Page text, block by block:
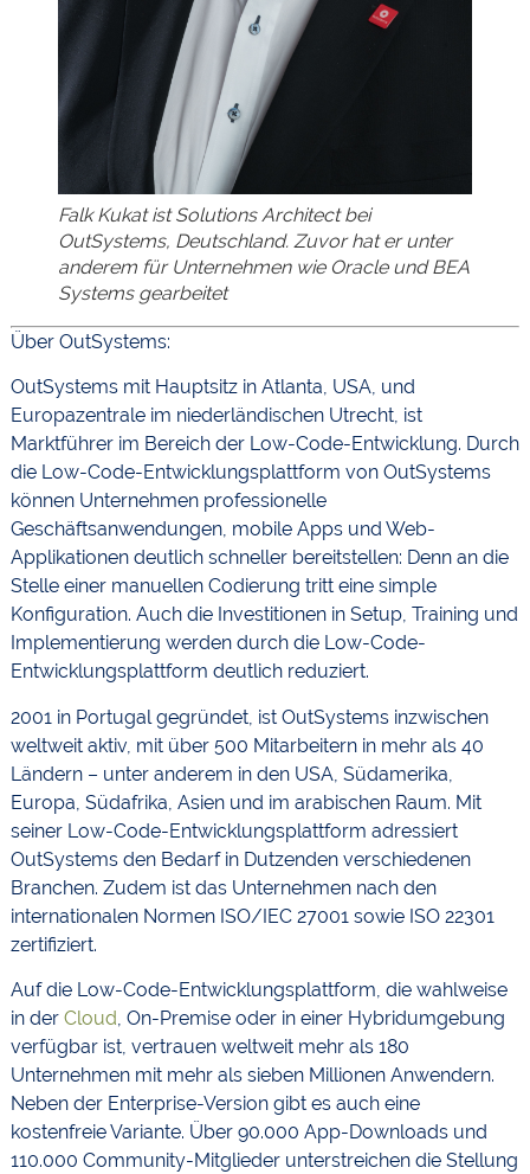
Falk Kukat ist Solutions Architect bei
OutSystems, Deutschland. Zuvor hat er unter
anderem für Unternehmen wie Oracle und BEA
Systems gearbeitet
Über OutSystems:
OutSystems mit Hauptsitz in Atlanta, USA, und
Europazentrale im niederländischen Utrecht, ist
Marktführer im Bereich der Low-Code-Entwicklung. Durch
die Low-Code-Entwicklungsplattform von OutSystems
können Unternehmen professionelle
Geschäftsanwendungen, mobile Apps und Web-
Applikationen deutlich schneller bereitstellen: Denn an die
Stelle einer manuellen Codierung tritt eine simple
Konfiguration. Auch die Investitionen in Setup, Training und
Implementierung werden durch die Low-Code-
Entwicklungsplattform deutlich reduziert.
2001 in Portugal gegründet, ist OutSystems inzwischen
weltweit aktiv, mit über 500 Mitarbeitern in mehr als 40
Ländern – unter anderem in den USA, Südamerika,
Europa, Südafrika, Asien und im arabischen Raum. Mit
seiner Low-Code-Entwicklungsplattform adressiert
OutSystems den Bedarf in Dutzenden verschiedenen
Branchen. Zudem ist das Unternehmen nach den
internationalen Normen ISO/IEC 27001 sowie ISO 22301
zertifiziert.
Auf die Low-Code-Entwicklungsplattform, die wahlweise
in der Cloud, On-Premise oder in einer Hybridumgebung
verfügbar ist, vertrauen weltweit mehr als 180
Unternehmen mit mehr als sieben Millionen Anwendern.
Neben der Enterprise-Version gibt es auch eine
kostenfreie Variante. Über 90.000 App-Downloads und
110.000 Community-Mitglieder unterstreichen die Stellung